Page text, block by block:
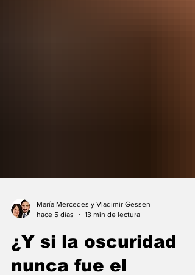
hace 5 días
13 min de lectura
¿Y si la oscuridad